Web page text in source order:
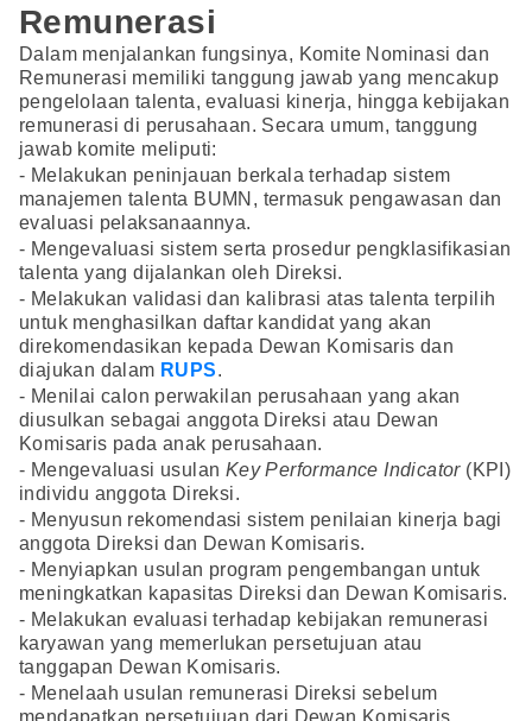
Remunerasi
Dalam menjalankan fungsinya, Komite Nominasi dan
Remunerasi memiliki tanggung jawab yang mencakup
pengelolaan talenta, evaluasi kinerja, hingga kebijakan
remunerasi di perusahaan. Secara umum, tanggung
jawab komite meliputi:
- Melakukan peninjauan berkala terhadap sistem
manajemen talenta BUMN, termasuk pengawasan dan
evaluasi pelaksanaannya.
- Mengevaluasi sistem serta prosedur pengklasifikasian
talenta yang dijalankan oleh Direksi.
- Melakukan validasi dan kalibrasi atas talenta terpilih
untuk menghasilkan daftar kandidat yang akan
direkomendasikan kepada Dewan Komisaris dan
diajukan dalam RUPS.
- Menilai calon perwakilan perusahaan yang akan
diusulkan sebagai anggota Direksi atau Dewan
Komisaris pada anak perusahaan.
- Mengevaluasi usulan Key Performance Indicator(KPI)
individu anggota Direksi.
- Menyusun rekomendasi sistem penilaian kinerja bagi
anggota Direksi dan Dewan Komisaris.
- Menyiapkan usulan program pengembangan untuk
meningkatkan kapasitas Direksi dan Dewan Komisaris.
- Melakukan evaluasi terhadap kebijakan remunerasi
karyawan yang memerlukan persetujuan atau
tanggapan Dewan Komisaris.
- Menelaah usulan remunerasi Direksi sebelum
mendapatkan persetujuan dari Dewan Komisaris.